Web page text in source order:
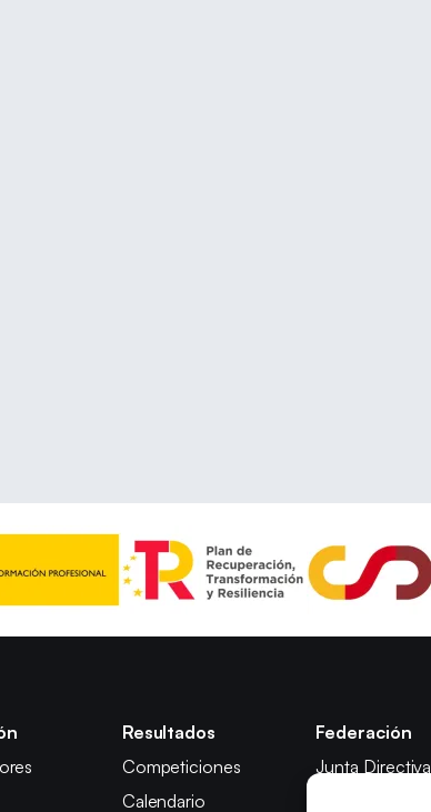
Resultados
Competiciones
Calendario
Federación
Junta Directiva